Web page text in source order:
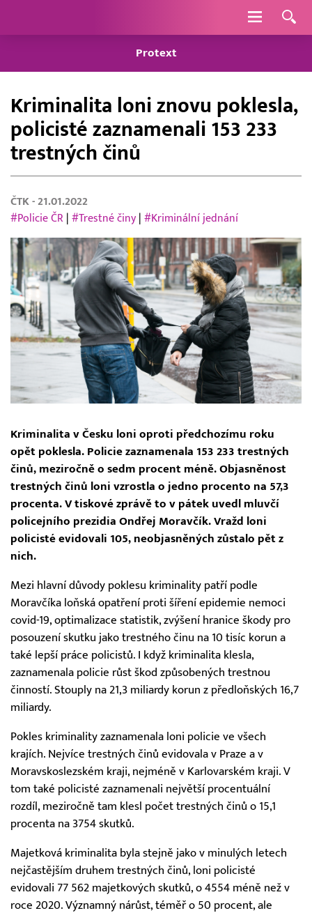
Navigace
Protext
Kriminalita loni znovu poklesla,
policisté zaznamenali 153 233
trestných činů
ČTK - 21.01.2022
#Policie ČR
#Trestné činy #Kriminální jednání
Kriminalita v Česku loni oproti předchozímu roku
opět poklesla. Policie zaznamenala 153 233 trestných
činů, meziročně o sedm procent méně. Objasněnost
trestných činů loni vzrostla o jedno procento na 57,3
procenta. V tiskové zprávě to v pátek uvedl mluvčí
policejního prezidia Ondřej Moravčík. Vražd loni
policisté evidovali 105, neobjasněných zůstalo pět z
nich.
Mezi hlavní důvody poklesu kriminality patří podle
Moravčíka loňská opatření proti šíření epidemie nemoci
covid-19, optimalizace statistik, zvýšení hranice škody pro
posouzení skutku jako trestného činu na 10 tisíc korun a
také lepší práce policistů. I když kriminalita klesla,
zaznamenala policie růst škod způsobených trestnou
činností. Stouply na 21,3 miliardy korun z předloňských 16,7
miliardy.
Pokles kriminality zaznamenala loni policie ve všech
krajích. Nejvíce trestných činů evidovala v Praze a v
Moravskoslezském kraji, nejméně v Karlovarském kraji. V
tom také policisté zaznamenali největší procentuální
rozdíl, meziročně tam klesl počet trestných činů o 15,1
procenta na 3754 skutků.
Majetková kriminalita byla stejně jako v minulých letech
nejčastějším druhem trestných činů, loni policisté
evidovali 77 562 majetkových skutků, o 4554 méně než v
roce 2020. Významný nárůst, téměř o 50 procent, ale